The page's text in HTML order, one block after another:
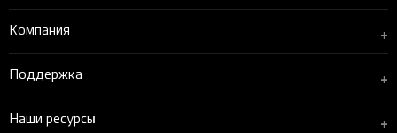
Компания +
Поддержка +
Наши ресурсы +